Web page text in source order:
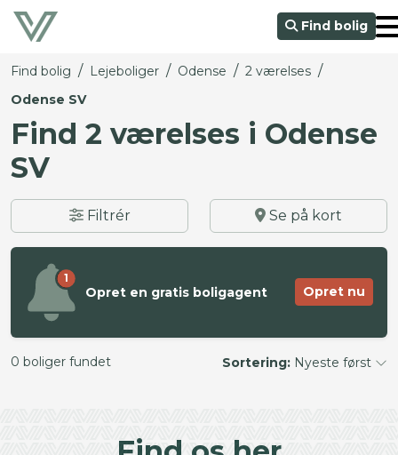
Find bolig
Find bolig / Lejeboliger / Odense / 2 værelses /
Odense SV
Find 2 værelses i Odense
SV
Filtrér Se på kort
1
Opret en gratis boligagent Opret nu
0 boliger fundet Sortering: Nyeste først